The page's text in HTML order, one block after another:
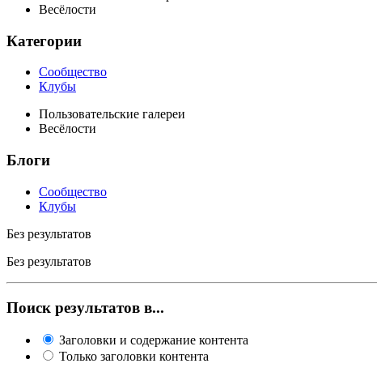
Весёлости
Категории
Сообщество
Клубы
Пользовательские галереи
Весёлости
Блоги
Сообщество
Клубы
Без результатов
Без результатов
Поиск результатов в...
Заголовки и содержание контента
Только заголовки контента